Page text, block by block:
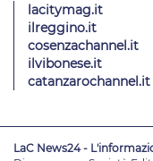
lacitymag.it
ilreggino.it
cosenzachannel.it
ilvibonese.it
catanzarochannel.it
LaC News24 -